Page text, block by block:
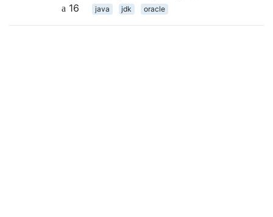
16
java jdk oracle